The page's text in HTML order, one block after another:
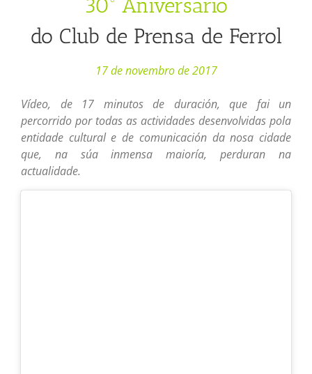
30º Aniversario
do Club de Prensa de Ferrol
17 de novembro de 2017
Vídeo, de 17 minutos de duración, que fai un
percorrido por todas as actividades desenvolvidas pola
entidade cultural e de comunicación da nosa cidade
que, na súa inmensa maioría, perduran na
actualidade.